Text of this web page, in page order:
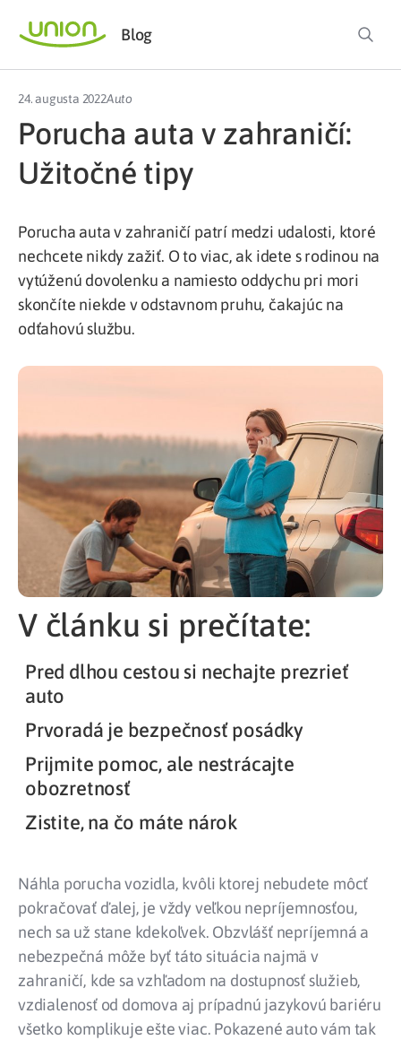
Blog
24. augusta 2022Auto
Porucha auta v zahraničí:
Užitočné tipy
Porucha auta v zahraničí patrí medzi udalosti, ktoré
nechcete nikdy zažiť. O to viac, ak idete s rodinou na
vytúženú dovolenku a namiesto oddychu pri mori
skončíte niekde v odstavnom pruhu, čakajúc na
odťahovú službu.
V článku si prečítate:
Pred dlhou cestou si nechajte prezrieť
auto
Prvoradá je bezpečnosť posádky
Prijmite pomoc, ale nestrácajte
obozretnosť
Zistite, na čo máte nárok
Náhla porucha vozidla, kvôli ktorej nebudete môcť
pokračovať ďalej, je vždy veľkou nepríjemnosťou,
nech sa už stane kdekoľvek. Obzvlášť nepríjemná a
nebezpečná môže byť táto situácia najmä v
zahraničí, kde sa vzhľadom na dostupnosť služieb,
vzdialenosť od domova aj prípadnú jazykovú bariéru
všetko komplikuje ešte viac. Pokazené auto vám tak